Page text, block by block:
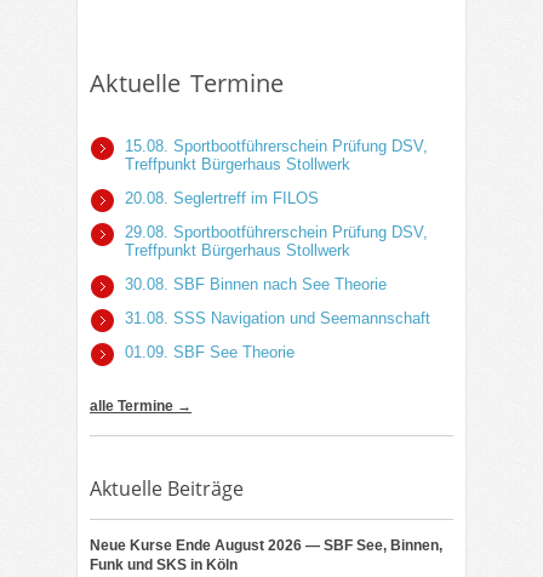
Aktuelle Termine
15.08. Sportbootführerschein Prüfung DSV,
Treffpunkt Bürgerhaus Stollwerk
20.08. Seglertreff im FILOS
29.08. Sportbootführerschein Prüfung DSV,
Treffpunkt Bürgerhaus Stollwerk
30.08. SBF Binnen nach See Theorie
31.08. SSS Navigation und Seemannschaft
01.09. SBF See Theorie
alle Termine →
Aktuelle Beiträge
Neue Kurse Ende August 2026 — SBF See, Binnen,
Funk und SKS in Köln